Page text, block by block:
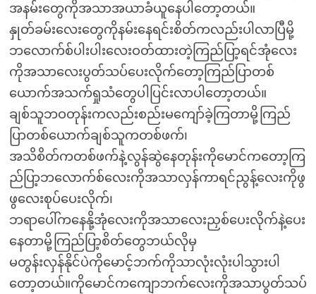
အနမ်းတွေကိုအသာအယာခံယူနေပါတော့တယ်။
နှုတ်ခမ်းလေးတွေကိုနမ်းနေရင်းစိတ်ကလည်းပါလာပြီမို့
ဘလောက်စ်ပါးပါးလေးဝတ်ထားတဲ့ကြည်ပြာ့ရင်အုံလေး
ကိုအသာလေးပွတ်သပ်ပေးလိုက်တော့ကြည်ပြာတစ်
ယောက်အသက်ရှုသံတွေပါပြင်းလာပါတော့တယ်။
ချစ်သူဘဝတုန်းကလည်းစည်းမကျော်ခဲ့ကြတာမို့ကြည်
ပြာတစ်ယောက်ချစ်သူကတစ်ဖက်၊
အသိစိတ်ကတစ်ဖက်နဲ့လွန်ဆွဲနေတုန်းကိုမောင်ကတော့ကြ
ည်ပြာ့ဘလောက်စ်လေးကိုအသာလှန်ကာရင်ညွန့်လေးကိုဖွ
ဖွလေးစုပ်ပေးလိုက်၊
ဘရာပေါ်ကနေနို့အုံလေးကိုအသာလေးညှစ်ပေးလိုက်နဲ့ပေး
နေတာမို့ကြည်ပြာ့စိတ်တွေဘယ်လိုမှ
မတွန်းလှန်နိုင်ပဲကိုမောင့်ဘက်ကိုသာလုံးလုံးပါသွားပါ
တော့တယ်။ကိုမောင်ကကျောဘက်လေးကိုအသာပွတ်သပ်